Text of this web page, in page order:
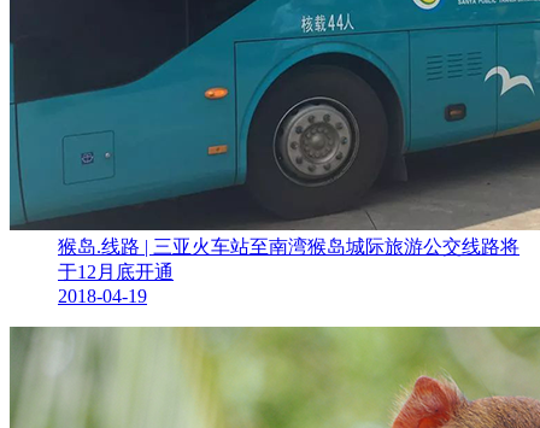
猴岛.线路 | 三亚火车站至南湾猴岛城际旅游公交线路将
于12月底开通
2018-04-19